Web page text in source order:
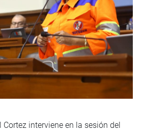
Cortez interviene en la sesión del